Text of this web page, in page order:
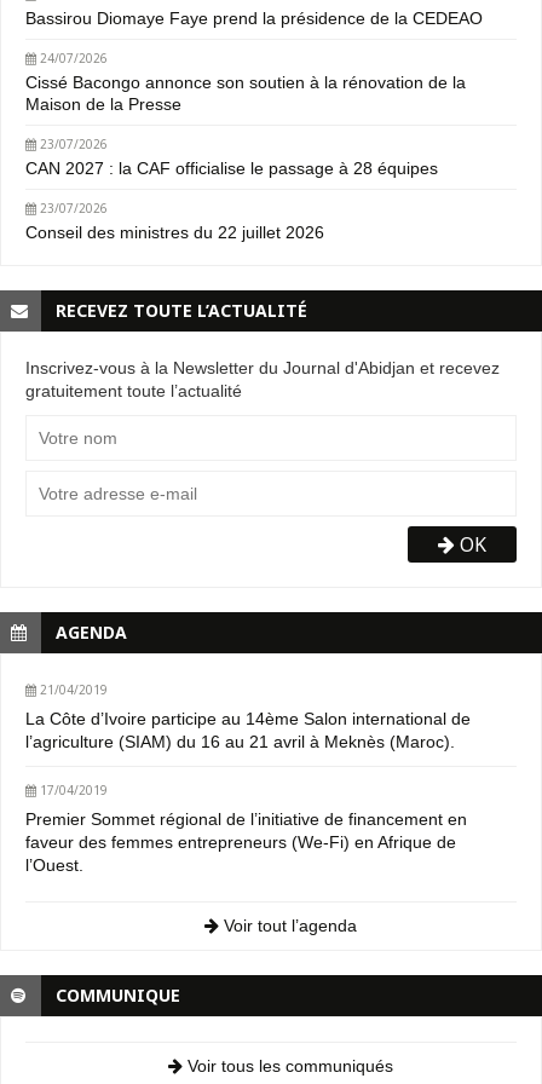
Bassirou Diomaye Faye prend la présidence de la CEDEAO
24/07/2026
Cissé Bacongo annonce son soutien à la rénovation de la
Maison de la Presse
23/07/2026
CAN 2027 : la CAF officialise le passage à 28 équipes
23/07/2026
Conseil des ministres du 22 juillet 2026
RECEVEZ TOUTE L’ACTUALITÉ
Inscrivez-vous à la Newsletter du Journal d'Abidjan et recevez
gratuitement toute l’actualité
OK
AGENDA
21/04/2019
La Côte d’Ivoire participe au 14ème Salon international de
l’agriculture (SIAM) du 16 au 21 avril à Meknès (Maroc).
17/04/2019
Premier Sommet régional de l’initiative de financement en
faveur des femmes entrepreneurs (We-Fi) en Afrique de
l’Ouest.
Voir tout l’agenda
COMMUNIQUE
Voir tous les communiqués